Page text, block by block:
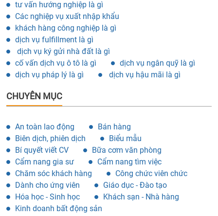
Các nghiệp vụ xuất nhập khẩu
khách hàng công nghiệp là gì
dịch vụ fulfillment là gì
dịch vụ ký gửi nhà đất là gì
cố vấn dịch vụ ô tô là gì
dịch vụ pháp lý là gì
dịch vụ hậu mãi là gì
Biên dịch, phiên dịch
Biểu mẫu
Bí quyết viết CV
Bữa cơm văn phòng
Cẩm nang gia sư
Cẩm nang tìm việc
Chăm sóc khách hàng
Công chức viên chức
Dành cho ứng viên
Giáo dục - Đào tạo
Hóa học - Sinh học
Khách sạn - Nhà hàng
Kinh doanh bất động sản
Kinh nghiệm chấm công